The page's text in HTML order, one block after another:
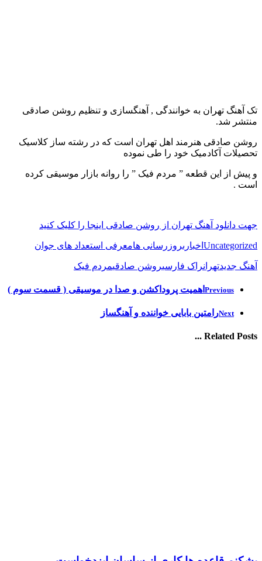
تک آهنگ تهران به خوانندگی , آهنگسازی و تنظیم روشن صادقی
منتشر شد.
روشن صادقی هنرمند اهل تهران است که در رشته ساز کلاسیک
تحصیلات آکادمیک خود را طی نموده
و پیش از این قطعه ” مردم فیک ” را روانه بازار موسیقی کرده
است .
جهت دانلود آهنگ تهران از روشن صادقی اینجا را کلیک کنید
Uncategorized اخبار بروزرسانی هامعرفی استعداد های جوان
آهنگ جدیدتهرانراک فارسیروشن صادقیمردم فیک
Previous اهمیت پروداکشن و صدا در موسیقی ( قسمت سوم )
Nextرامتین بابایی خواننده و آهنگساز
Related Posts ...